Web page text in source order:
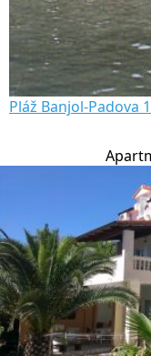
Pláž Banjol-Padova